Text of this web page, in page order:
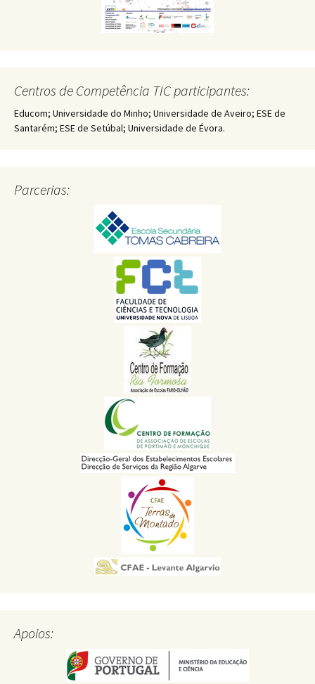
Centros de Competência TIC participantes:
Educom; Universidade do Minho; Universidade de Aveiro; ESE de
Santarém; ESE de Setúbal; Universidade de Évora.
Parcerias:
Apoios: